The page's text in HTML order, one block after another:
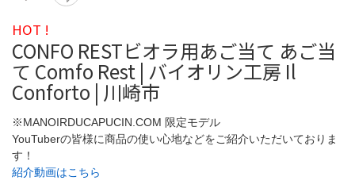
HOT !
CONFO RESTビオラ用あご当て あご当
て Comfo Rest | バイオリン工房 Il
Conforto | 川崎市
※MANOIRDUCAPUCIN.COM 限定モデル
YouTuberの皆様に商品の使い心地などをご紹介いただいておりま
す！
紹介動画はこちら